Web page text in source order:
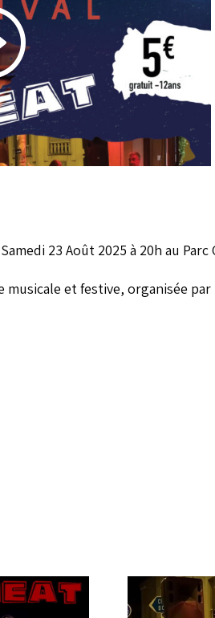
23 Août 2025 à 20h au
musicale et festive, organisée